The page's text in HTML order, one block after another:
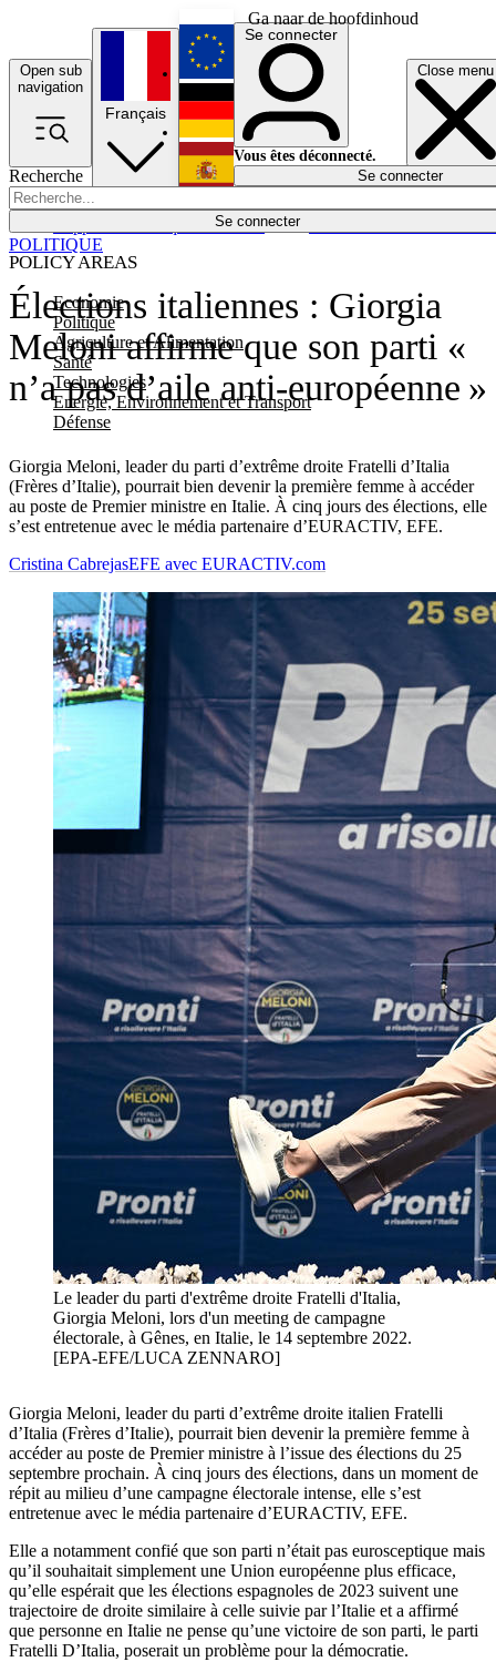
Ga naar de hoofdinhoud
Open sub
navigation
Close menu
Recherche
Se connecter
POLICY AREAS
Economie
Politique
Agriculture et Alimentation
Santé
Technologies
Energie, Environnement et Transport
Défense
Économie
Français
English
Deutsch
Español
Se connecter
Vous êtes déconnecté.
Se connecter
Élections italiennes : Giorgia
Meloni affirme que son parti «
n’a pas d’aile anti-européenne »
Giorgia Meloni, leader du parti d’extrême droite Fratelli d’Italia
(Frères d’Italie), pourrait bien devenir la première femme à accéder
au poste de Premier ministre en Italie. À cinq jours des élections, elle
s’est entretenue avec le média partenaire d’EURACTIV, EFE.
POLITIQUE
Cristina CabrejasEFE avec EURACTIV.com
Le leader du parti d'extrême droite Fratelli d'Italia,
Giorgia Meloni, lors d'un meeting de campagne
électorale, à Gênes, en Italie, le 14 septembre 2022.
[EPA-EFE/LUCA ZENNARO]
Giorgia Meloni, leader du parti d’extrême droite italien Fratelli
d’Italia (Frères d’Italie), pourrait bien devenir la première femme à
accéder au poste de Premier ministre à l’issue des élections du 25
septembre prochain. À cinq jours des élections, dans un moment de
répit au milieu d’une campagne électorale intense, elle s’est
entretenue avec le média partenaire d’EURACTIV, EFE.
Elle a notamment confié que son parti n’était pas eurosceptique mais
qu’il souhaitait simplement une Union européenne plus efficace,
qu’elle espérait que les élections espagnoles de 2023 suivent une
trajectoire de droite similaire à celle suivie par l’Italie et a affirmé
que personne en Italie ne pense qu’une victoire de son parti, le parti
Fratelli D’Italia, poserait un problème pour la démocratie.